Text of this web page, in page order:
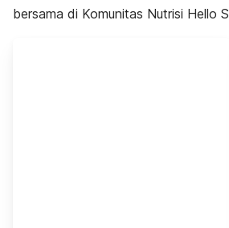
bersama di Komunitas Nutrisi Hello